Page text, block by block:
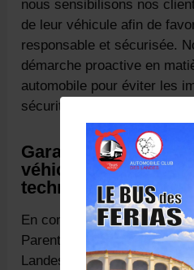
nous sensibilisons nos
de leur véhicule afin de
responsable et sécurisée.
démarche proactive en
automobile pour éviter les
sécurité de tous sur nos
Garantissez la
véhicule avec le
technique Parentis-
En conclusion, le Centre de
Parentis-en-Born, affilié à
Landes, représente un